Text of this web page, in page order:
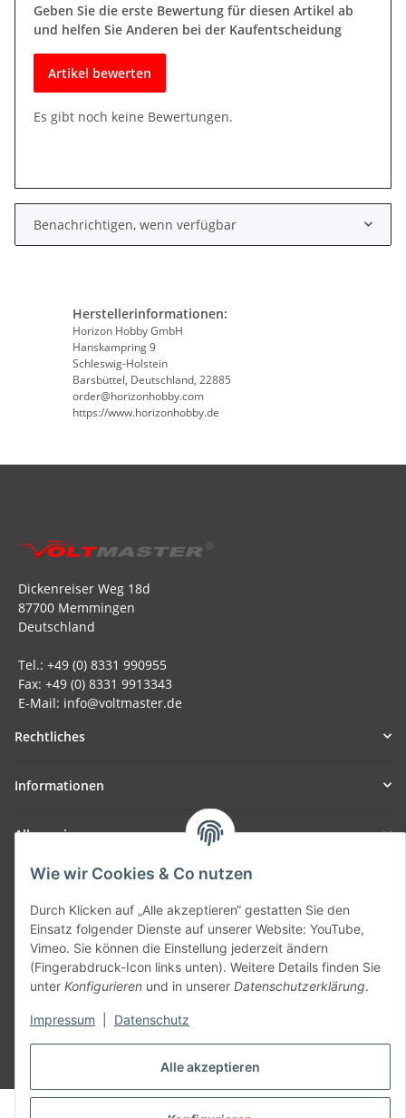
Alle akzeptieren
Wie wir Cookies & Co nutzen
Durch Klicken auf „Alle akzeptieren“ gestatten Sie den
Einsatz folgender Dienste auf unserer Website: YouTube,
Vimeo. Sie können die Einstellung jederzeit ändern
(Fingerabdruck-Icon links unten). Weitere Details finden Sie
unter Konfigurieren und in unserer Datenschutzerklärung.
Impressum Datenschutz
Geben Sie die erste Bewertung für diesen Artikel ab
und helfen Sie Anderen bei der Kaufentscheidung
Artikel bewerten
Es gibt noch keine Bewertungen.
Benachrichtigen, wenn verfügbar
Herstellerinformationen:
Horizon Hobby GmbH
Hanskampring 9
Schleswig-Holstein
Barsbüttel, Deutschland, 22885
order@horizonhobby.com
https://www.horizonhobby.de
Dickenreiser Weg 18d
87700 Memmingen
Deutschland
Tel.: +49 (0) 8331 990955
Fax: +49 (0) 8331 9913343
E-Mail: info@voltmaster.de
Rechtliches
Informationen
Allgemein
Teil unseres Netzwerks:
SmoliTec - Safety. Simplified. Worldwide. ( B2B Shop )
Vertrag widerrufen
* Alle Preise inkl. gesetzlicher USt., zzgl.Versand
© voltmaster.de